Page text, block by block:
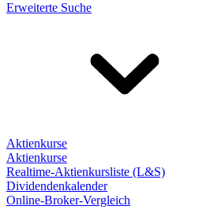
Erweiterte Suche
Aktienkurse
Aktienkurse
Realtime-Aktienkursliste (L&S)
Dividendenkalender
Online-Broker-Vergleich